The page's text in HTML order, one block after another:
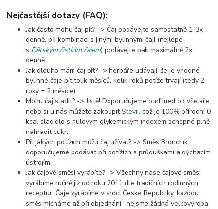
Nejčastější dotazy (FAQ):
Jak často mohu čaj pít? -> Čaj podávejte samostatně 1-3x
denně, při kombinaci s jinými bylinnými čaji (nejlépe
s Dětským čistícím čajem) podávejte pak maximálně 2x
denně.
Jak dlouho mám čaj pít? -> herbáře udávají, že je vhodné
bylinné čaje pít tolik měsíců, kolik roků potíže trvají (tedy 2
roky = 2 měsíce)
Mohu čaj sladit? -> Jistě! Doporučujeme buď med od včelaře,
nebo si u nás můžete zakoupitStevii, což je 100% přírodní 0
kcal sladidlo s nulovým glykemickým indexem schopné plně
nahradit cukr.
Při jakých potížích můžu čaj užívat? -> Směs Bronchík
doporučujeme podávat při potížích s průduškami a dýchacím
ústrojím
Jak čajové směsi vyrábíte? -> Všechny naše čajové směsi
vyrábíme ručně již od roku 2011 dle tradičních rodinných
receptur. Čaje vyrábíme v srdci České Republiky, každou
směs mícháme až při objednání –nejsme žádná velkovýroba.